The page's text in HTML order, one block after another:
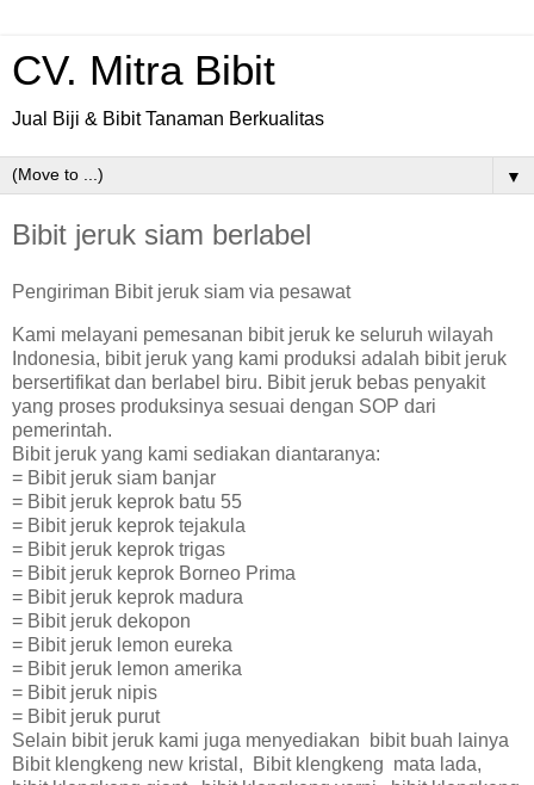
CV. Mitra Bibit
Jual Biji & Bibit Tanaman Berkualitas
▼
Bibit jeruk siam berlabel
Pengiriman Bibit jeruk siam via pesawat
Kami melayani pemesanan bibit jeruk ke seluruh wilayah
Indonesia, bibit jeruk yang kami produksi adalah bibit jeruk
bersertifikat dan berlabel biru. Bibit jeruk bebas penyakit
yang proses produksinya sesuai dengan SOP dari
pemerintah.
Bibit jeruk yang kami sediakan diantaranya:
= Bibit jeruk siam banjar
= Bibit jeruk keprok batu 55
= Bibit jeruk keprok tejakula
= Bibit jeruk keprok trigas
= Bibit jeruk keprok Borneo Prima
= Bibit jeruk keprok madura
= Bibit jeruk dekopon
= Bibit jeruk lemon eureka
= Bibit jeruk lemon amerika
= Bibit jeruk nipis
= Bibit jeruk purut
Selain bibit jeruk kami juga menyediakan bibit buah lainya
Bibit klengkeng new kristal, Bibit klengkeng mata lada,